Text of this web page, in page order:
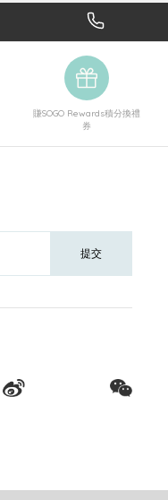
賺SOGO Rewards積分換禮
券
提交